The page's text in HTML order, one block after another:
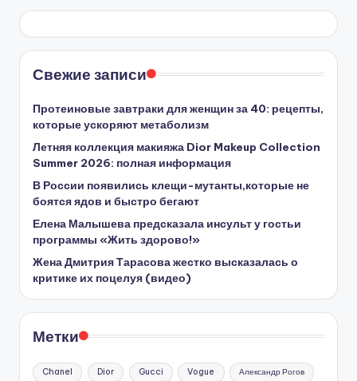
Свежие записи
Протеиновые завтраки для женщин за 40: рецепты,
которые ускоряют метаболизм
Летняя коллекция макияжа Dior Makeup Collection
Summer 2026: полная информация
В России появились клещи-мутанты,которые не
боятся ядов и быстро бегают
Елена Малышева предсказала инсульт у гостьи
программы «Жить здорово!»
Жена Дмитрия Тарасова жестко высказалась о
критике их поцелуя (видео)
Метки
Chanel Dior Gucci Vogue Александр Рогов